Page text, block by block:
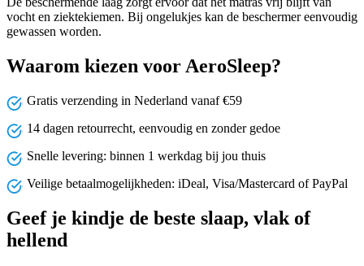
vocht en ziektekiemen. Bij ongelukjes kan de beschermer eenvoudig
gewassen worden.
Waarom kiezen voor AeroSleep?
Gratis verzending in Nederland vanaf €59
14 dagen retourrecht, eenvoudig en zonder gedoe
Snelle levering: binnen 1 werkdag bij jou thuis
Veilige betaalmogelijkheden: iDeal, Visa/Mastercard of PayPal
Geef je kindje de beste slaap, vlak of
hellend